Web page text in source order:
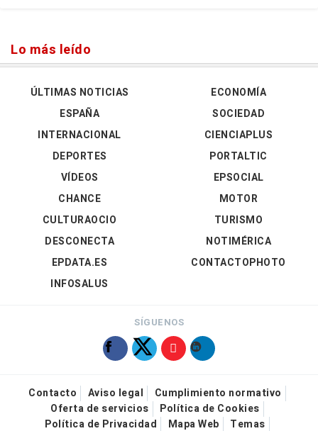
Lo más leído
ÚLTIMAS NOTICIAS
ESPAÑA
INTERNACIONAL
DEPORTES
VÍDEOS
ECONOMÍA
SOCIEDAD
CIENCIAPLUS
PORTALTIC
EPSOCIAL
CHANCE
CULTURAOCIO
DESCONECTA
EPDATA.ES
INFOSALUS
MOTOR
TURISMO
NOTIMÉRICA
CONTACTOPHOTO
SÍGUENOS
Contacto Aviso legal
Cumplimiento normativo
Oferta de servicios
Política de Cookies
Política de Privacidad
Mapa Web Temas